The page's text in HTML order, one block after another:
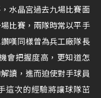
水晶宮過去九場比賽面
比賽，兩隊時常以平手
嘆同樣曾為兵工廠隊長
會把握度高，更知道怎
讀，進而迫使對手球員
這次的經驗將讓球隊茁